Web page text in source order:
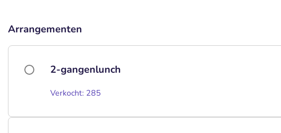
Arrangementen
2-gangenlunch
Verkocht: 285